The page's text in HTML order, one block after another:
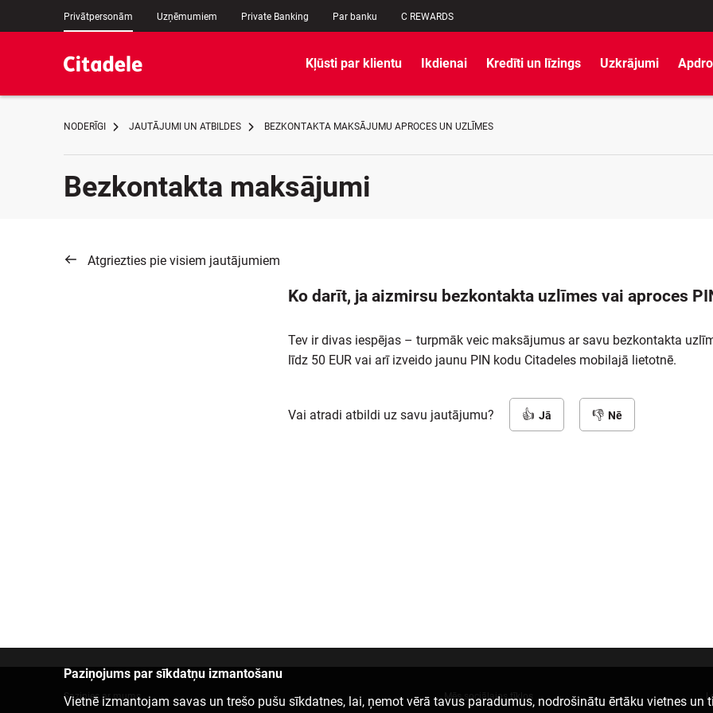
Privātpersonām Uzņēmumiem Private Banking Par banku C REWARDS
Kļūsti par klientu Ikdienai Kredīti un līzings Uzkrājumi
NODERĪGI JAUTĀJUMI UN ATBILDES BEZKONTAKTA MAKSĀJUMU APROCES UN UZLĪMES
Bezkontakta maksājumi
Atgriezties pie visiem jautājumiem
Ko darīt, ja aizmirsu bezkontakta uzlīmes vai aproces
Tev ir divas iespējas – turpmāk veic maksājumus ar savu bezkontakta
līdz 50 EUR vai arī izveido jaunu PIN kodu Citadeles mobilajā lietotnē.
Vai atradi atbildi uz savu jautājumu? Jā Nē
Paziņojums par sīkdatņu izmantošanu
Vietnē izmantojam savas un trešo pušu sīkdatnes, lai, ņemot vērā tavus paradumus, nodrošinātu ērtāku vietnes un
Sazinies ar mums Mēs sociālajos tīklos